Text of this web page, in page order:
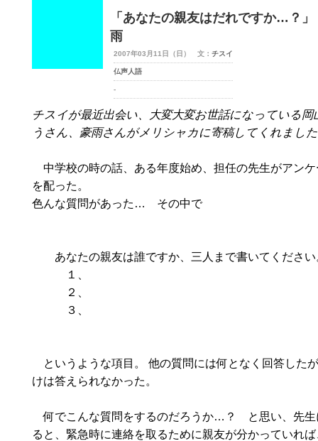
「あなたの親友はだれですか…？
雨
2007年03月11日（日） 文： チスイ
仏声人語
-
チスイが最近出会い、大変大変お世話になっている岡
うさん、豪雨さんがメリシャカに寄稿してくれまし
中学校の時の話、ある年度始め、担任の先生がアン
を配った。
色んな質問があった… その中で
あなたの親友は誰ですか、三人まで書いてください
１、
２、
３、
というような項目。 他の質問には何となく回答した
けは答えられなかった。
何でこんな質問をするのだろうか…？ と思い、先生
ると、緊急時に連絡を取るために親友が分かっていれ